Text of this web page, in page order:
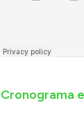
Cronograma